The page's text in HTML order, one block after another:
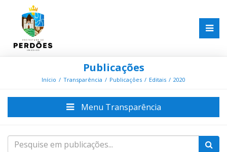
Publicações
Início Transparência Publicações Editais 2020
Menu Transparência